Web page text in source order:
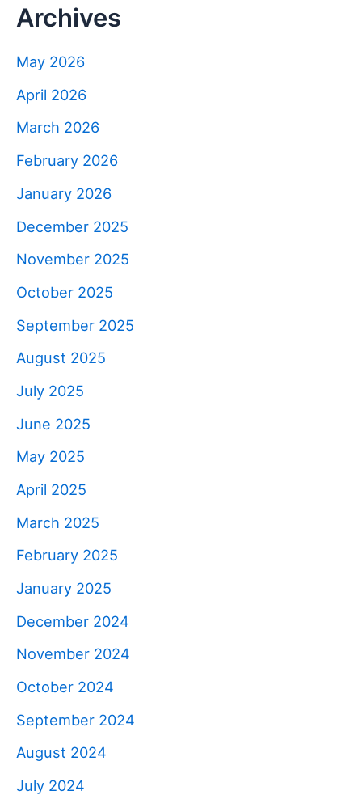
Archives
May 2026
April 2026
March 2026
February 2026
January 2026
December 2025
November 2025
October 2025
September 2025
August 2025
July 2025
June 2025
May 2025
April 2025
March 2025
February 2025
January 2025
December 2024
November 2024
October 2024
September 2024
August 2024
July 2024